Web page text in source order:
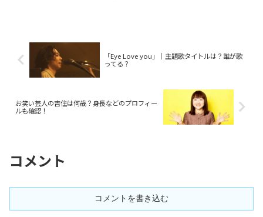
「Eye Love you」｜主題歌タイトルは？誰が歌
ってる？
お笑い芸人の吉住は何歳？身長などのプロフィー
ルも確認！
コメント
コメントを書き込む